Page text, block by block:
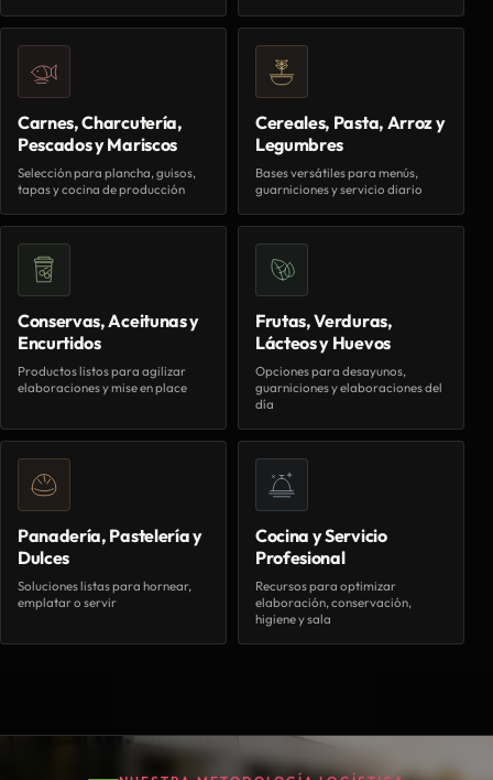
Carnes, Charcutería,
Pescados y Mariscos
Selección para plancha, guisos,
tapas y cocina de producción
Cereales, Pasta, Arroz y
Legumbres
Bases versátiles para menús,
guarniciones y servicio diario
Conservas, Aceitunas y
Encurtidos
Productos listos para agilizar
elaboraciones y mise en place
Frutas, Verduras,
Lácteos y Huevos
Opciones para desayunos,
guarniciones y elaboraciones del
día
Panadería, Pastelería y
Dulces
Soluciones listas para hornear,
emplatar o servir
Cocina y Servicio
Profesional
Recursos para optimizar
elaboración, conservación,
higiene y sala